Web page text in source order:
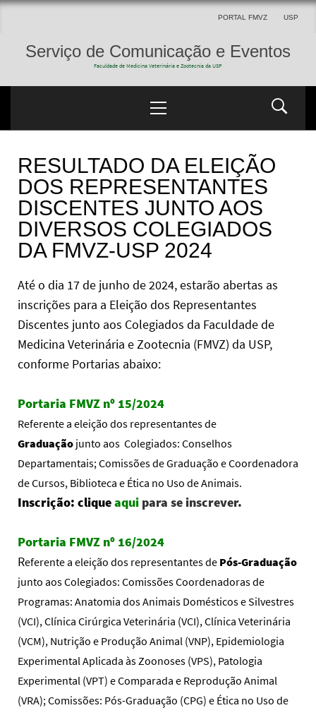
PORTAL FMVZ USP
Serviço de Comunicação e Eventos
Faculdade de Medicina Veterinária e Zootecnia da USP
RESULTADO DA ELEIÇÃO
DOS REPRESENTANTES
DISCENTES JUNTO AOS
DIVERSOS COLEGIADOS
DA FMVZ-USP 2024
Até o dia 17 de junho de 2024, estarão abertas as
inscrições para a Eleição dos Representantes
Discentes junto aos Colegiados da Faculdade de
Medicina Veterinária e Zootecnia (FMVZ) da USP,
conforme Portarias abaixo:
Portaria FMVZ nº 15/2024
Referente a eleição dos representantes de
Graduação junto aos Colegiados: Conselhos
Departamentais;Comissões de Graduação e Coordenadora
de Cursos, Biblioteca e Ética no Uso de Animais.
Inscrição: cliqueaqui para se inscrever.
Portaria FMVZ nº 16/2024
Referente a eleição dos representantes de Pós-Graduação
junto aos Colegiados: Comissões Coordenadoras de
Programas: Anatomia dos Animais Domésticos e Silvestres
(VCI), Clínica Cirúrgica Veterinária (VCI), Clínica Veterinária
(VCM), Nutrição e Produção Animal (VNP), Epidemiologia
Experimental Aplicada às Zoonoses (VPS), Patologia
Experimental (VPT) e Comparada e Reprodução Animal
(VRA);Comissões: Pós-Graduação (CPG) e Ética no Uso de